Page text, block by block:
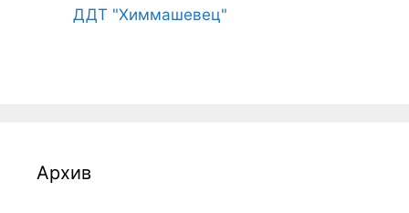
ДДТ "Химмашевец"
Архив